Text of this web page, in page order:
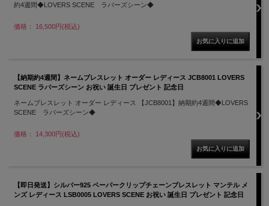
約4週間◆LOVERS SCENE ラバーズシーン◆
価格： 16,500円(税込)
【納期約4週間】ネームブレスレット オーダー レディース JCB8001 LOVERS
SCENE ラバーズシーン お祝い 誕生日 プレゼント 記念日
ネームブレスレット オーダー レディース 【JCB8001】納期約4週間◆LOVERS
SCENE ラバーズシーン◆
価格： 14,300円(税込)
【即日発送】シルバー925 ペーパークリップチェーンブレスレット マンテル メ
ンズ レディース LSB0005 LOVERS SCENE お祝い 誕生日 プレゼント 記念日